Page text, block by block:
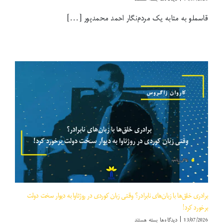
به
قاسملو به مثابه یک مردم‌نگار احمد محمدپور [...]
برادری خلق‌ها با زبان‌های نابرادر؟ وقتی زبان کوردی در روژئاوا به دیوار سخت دولت
برخورد کرد!
13/07/2026
| دیدگاه‌ها برای
بسته هستند